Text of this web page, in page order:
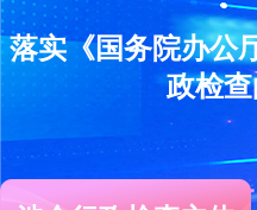
落实《国务院办公
政检